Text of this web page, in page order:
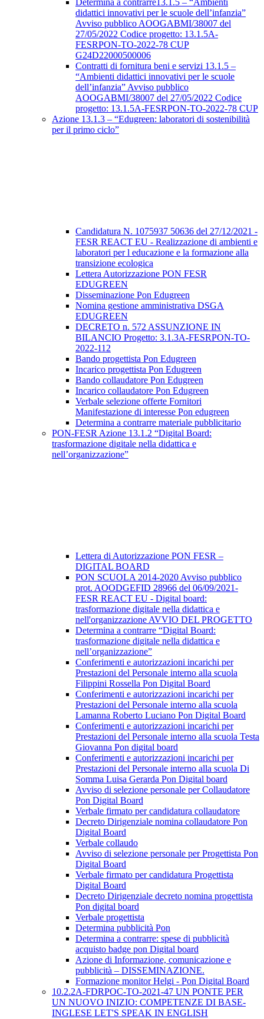
Determina a contrarre13.1.5 – “Ambienti
didattici innovativi per le scuole dell’infanzia”
Avviso pubblico AOOGABMI/38007 del
27/05/2022 Codice progetto: 13.1.5A-
FESRPON-TO-2022-78 CUP
G24D22000500006
Contratti di fornitura beni e servizi 13.1.5 –
“Ambienti didattici innovativi per le scuole
dell’infanzia” Avviso pubblico
AOOGABMI/38007 del 27/05/2022 Codice
progetto: 13.1.5A-FESRPON-TO-2022-78 CUP
Azione 13.1.3 – “Edugreen: laboratori di sostenibilità
per il primo ciclo”
Candidatura N. 1075937 50636 del 27/12/2021 -
FESR REACT EU - Realizzazione di ambienti e
laboratori per l educazione e la formazione alla
transizione ecologica
Lettera Autorizzazione PON FESR
EDUGREEN
Disseminazione Pon Edugreen
Nomina gestione amministrativa DSGA
EDUGREEN
DECRETO n. 572 ASSUNZIONE IN
BILANCIO Progetto: 3.1.3A-FESRPON-TO-
2022-112
Bando progettista Pon Edugreen
Incarico progettista Pon Edugreen
Bando collaudatore Pon Edugreen
Incarico collaudatore Pon Edugreen
Verbale selezione offerte Fornitori
Manifestazione di interesse Pon edugreen
Determina a contrarre materiale pubblicitario
PON-FESR Azione 13.1.2 “Digital Board:
trasformazione digitale nella didattica e
nell’organizzazione”
Lettera di Autorizzazione PON FESR –
DIGITAL BOARD
PON SCUOLA 2014-2020 Avviso pubblico
prot. AOODGEFID 28966 del 06/09/2021-
FESR REACT EU - Digital board:
trasformazione digitale nella didattica e
nell'organizzazione AVVIO DEL PROGETTO
Determina a contrarre “Digital Board:
trasformazione digitale nella didattica e
nell’organizzazione”
Conferimenti e autorizzazioni incarichi per
Prestazioni del Personale interno alla scuola
Filippini Rossella Pon Digital Board
Conferimenti e autorizzazioni incarichi per
Prestazioni del Personale interno alla scuola
Lamanna Roberto Luciano Pon Digital Board
Conferimenti e autorizzazioni incarichi per
Prestazioni del Personale interno alla scuola Testa
Giovanna Pon digital board
Conferimenti e autorizzazioni incarichi per
Prestazioni del Personale interno alla scuola Di
Somma Luisa Gerarda Pon Digital board
Avviso di selezione personale per Collaudatore
Pon Digital Board
Verbale firmato per candidatura collaudatore
Decreto Dirigenziale nomina collaudatore Pon
Digital Board
Verbale collaudo
Avviso di selezione personale per Progettista Pon
Digital Board
Verbale firmato per candidatura Progettista
Digital Board
Decreto Dirigenziale decreto nomina progettista
Pon digital board
Verbale progettista
Determina pubblicità Pon
Determina a contrarre: spese di pubblicità
acquisto badge pon Digital board
Azione di Informazione, comunicazione e
pubblicità – DISSEMINAZIONE.
Formazione monitor Helgi - Pon Digital Board
10.2.2A-FDRPOC-TO-2021-47 UN PONTE PER
UN NUOVO INIZIO: COMPETENZE DI BASE-
INGLESE LET'S SPEAK IN ENGLISH